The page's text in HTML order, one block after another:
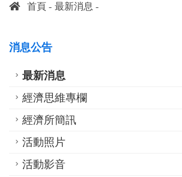
首頁 最新消息
消息公告
最新消息
經濟思維專欄
經濟所簡訊
活動照片
活動影音